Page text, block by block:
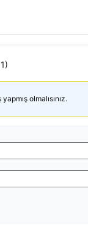
olmalısınız.